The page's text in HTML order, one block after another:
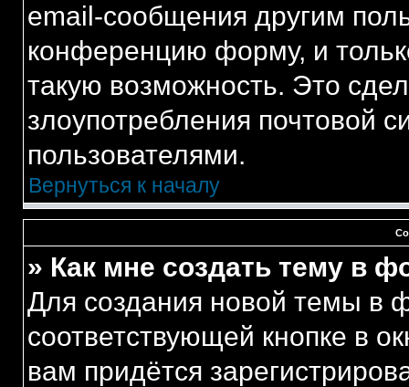
email-сообщения другим
конференцию форму, и
такую возможность. Это
злоупотребления почтовой
пользователями.
Вернуться к началу
» Как мне создать тему в
Для создания новой темы в
соответствующей кнопке в
вам придётся